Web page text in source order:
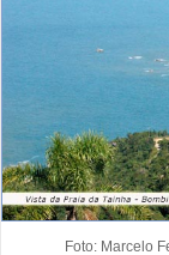
Foto: Marcelo